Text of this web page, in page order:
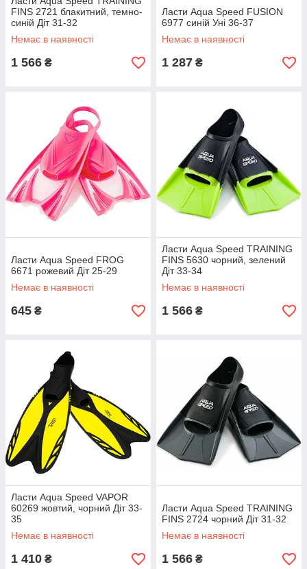
FINS 2721 блакитний, темно-
синій Діт 31-32
Немає в наявності
1 566 ₴
Ласти Aqua Speed FUSION
6977 синій Уні 36-37
Немає в наявності
1 287 ₴
Ласти Aqua Speed ​​FROG
6671 рожевий Діт 25-29
Немає в наявності
645 ₴
Ласти Aqua Speed ​​TRAINING
FINS 5630 чорний, зелений
Діт 33-34
Немає в наявності
1 566 ₴
Ласти Aqua Speed ​​VAPOR
60269 жовтий, чорний Діт 33-
35
Немає в наявності
1 410 ₴
Ласти Aqua Speed ​​TRAINING
FINS 2724 чорний Діт 31-32
Немає в наявності
1 566 ₴